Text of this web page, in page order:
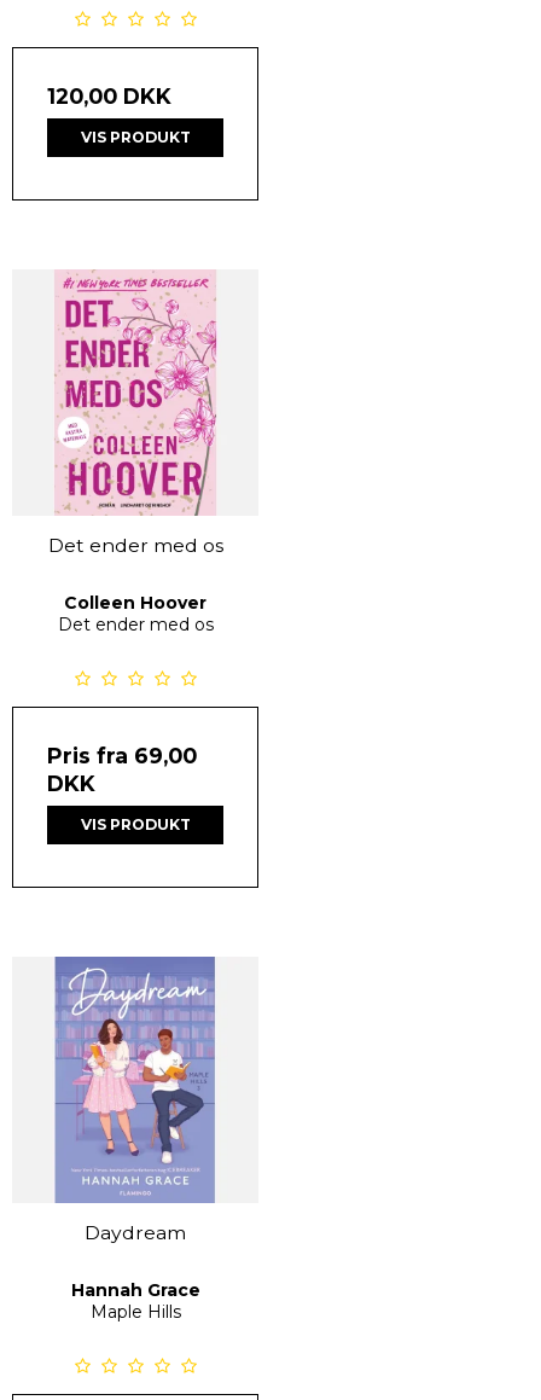
120,00 DKK
VIS PRODUKT
Det ender med os
Colleen Hoover
Det ender med os
Pris fra 69,00
DKK
VIS PRODUKT
Daydream
Hannah Grace
Maple Hills